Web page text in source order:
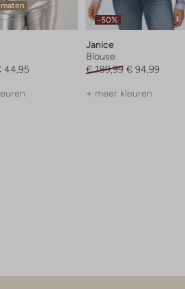
44,95
-50%
Janice
Blouse
€ 189,99 € 94,99
+ meer kleuren